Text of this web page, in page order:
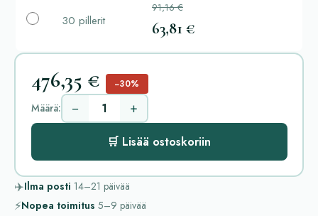
30 pillerit
91,16 €
63,81 €
476,35 € −30%
Määrä: − +
🛒 Lisää ostoskoriin
✈️Ilma posti 14–21 päivää
⚡Nopea toimitus 5–9 päivää